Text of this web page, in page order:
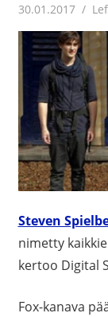
30.01.2017
Steven
nimetty
kertoo Digital
Fox-kanava